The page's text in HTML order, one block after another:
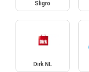
Sligro
Dirk NL